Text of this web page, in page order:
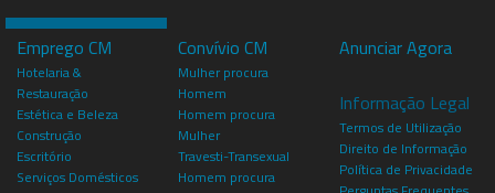
Emprego CM
Hotelaria &
Restauração
Estética e Beleza
Construção
Escritório
Serviços Domésticos
Convívio CM
Mulher procura
Homem
Homem procura
Mulher
Travesti-Transexual
Homem procura
Anunciar Agora
Informação Legal
Termos de Utilização
Direito de Informação
Política de Privacidade